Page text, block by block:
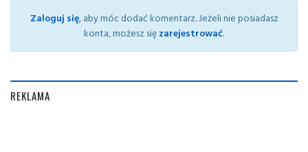
Zaloguj się, aby móc dodać komentarz. Jeżeli nie posiadasz
konta, możesz sięzarejestrować.
REKLAMA